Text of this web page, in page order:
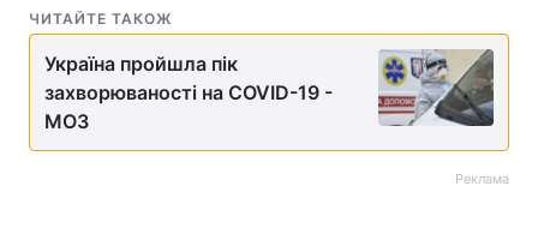
ЧИТАЙТЕ ТАКОЖ
Україна пройшла пік
захворюваності на COVID-19 -
МОЗ
Реклама